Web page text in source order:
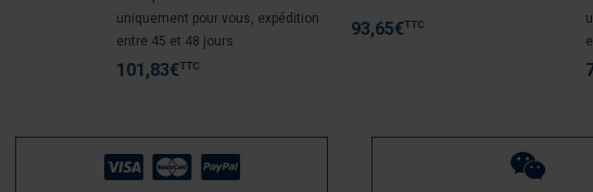
uniquement pour vous, expédition
entre 45 et 48 jours
101,83€TTC
93,65€TTC